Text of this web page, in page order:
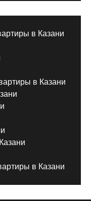
в Казани
в Казани
в Казани